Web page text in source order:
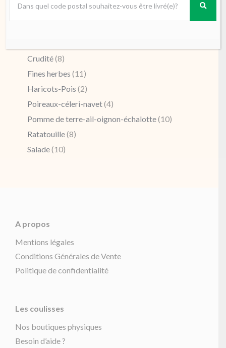
Champignon
Crudité(8)
Fines herbes (11)
Haricots-Pois (2)
Poireaux-céleri-navet(4)
Pomme de terre-ail-oignon-échalotte(10)
Ratatouille(8)
Salade(10)
A propos
Mentions légales
Conditions Générales de Vente
Politique de confidentialité
Les coulisses
Nos boutiques physiques
Besoin d’aide ?